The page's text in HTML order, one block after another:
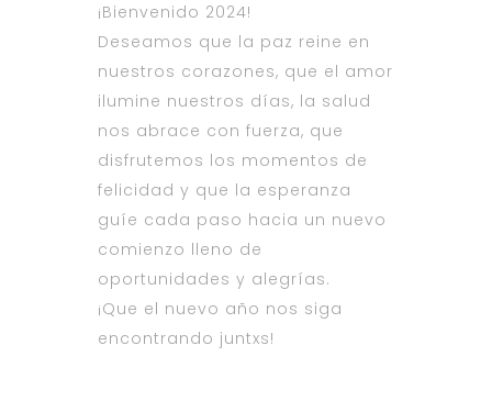
¡Bienvenido 2024!
Deseamos que la paz reine en
nuestros corazones, que el amor
ilumine nuestros días, la salud
nos abrace con fuerza, que
disfrutemos los momentos de
felicidad y que la esperanza
guíe cada paso hacia un nuevo
comienzo lleno de
oportunidades y alegrías.
¡Que el nuevo año nos siga
encontrando juntxs!